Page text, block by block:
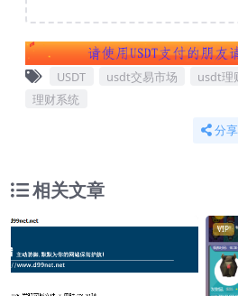
USDT usdt交易市场 usdt理
理财系统
分享
相关文章
VIP